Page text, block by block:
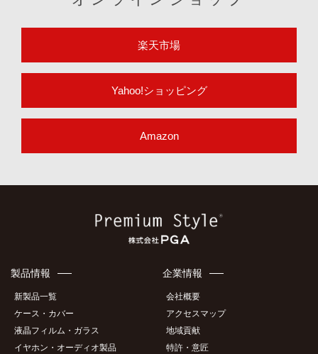
楽天市場
Yahoo!ショッピング
Amazon
製品情報
新製品一覧
ケース・カバー
液晶フィルム・ガラス
イヤホン・オーディオ製品
企業情報
会社概要
アクセスマップ
地域貢献
特許・意匠